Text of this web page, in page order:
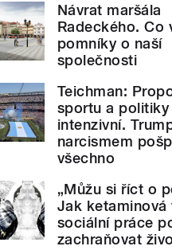
Návrat maršála
Radeckého. Co
pomníky o naší
společnosti
Teichman:
sportu a politiky
intenzivní.
narcismem
všechno
„Můžu si říct o
Jak ketaminová
sociální práce
zachraňovat